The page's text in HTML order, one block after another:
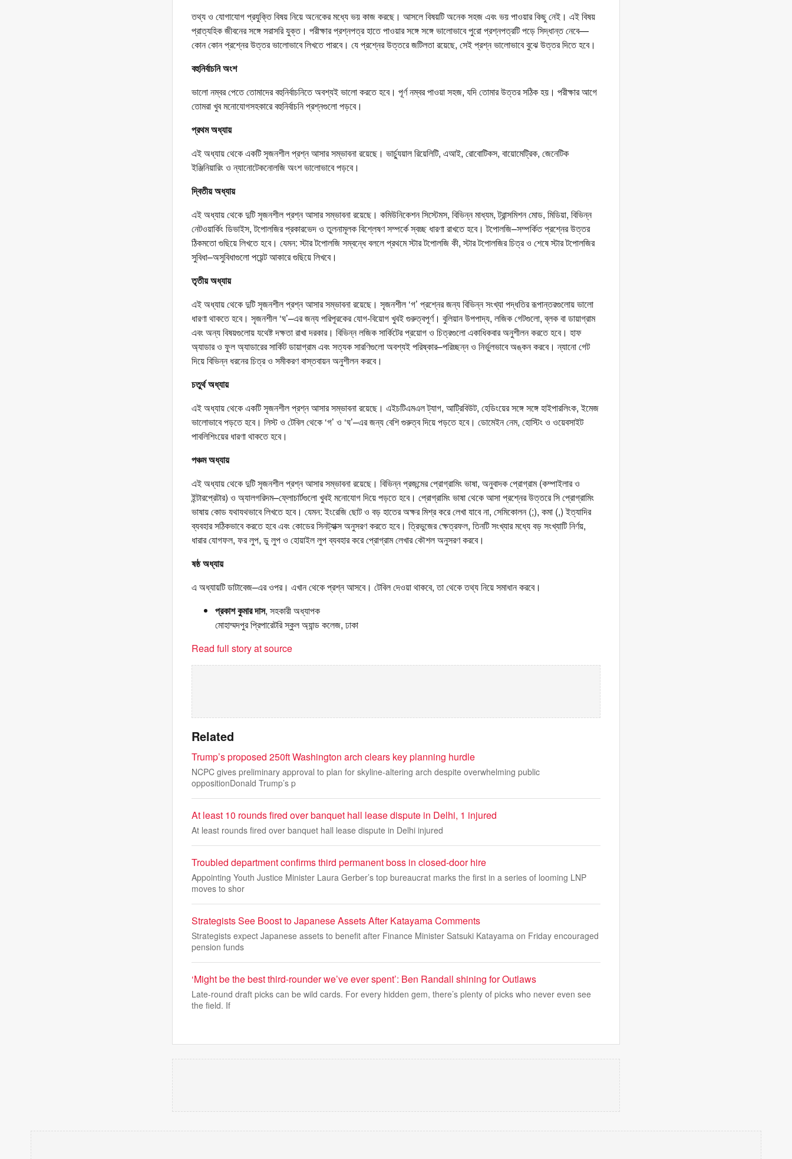
তথ্য ও যোগাযোগ প্রযুক্তি বিষয় নিয়ে অনেকের মধ্যে ভয় কাজ করছে। আসলে বিষয়টি অনেক সহজ এবং ভয় পাওয়ার কিছু নেই। এই বিষয়
প্রাত্যহিক জীবনের সঙ্গে সরাসরি যুক্ত। পরীক্ষার প্রশ্নপত্র হাতে পাওয়ার সঙ্গে সঙ্গে ভালোভাবে পুরো প্রশ্নপত্রটি পড়ে সিদ্ধান্ত নেবে—
কোন কোন প্রশ্নের উত্তর ভালোভাবে লিখতে পারবে। যে প্রশ্নের উত্তরে জটিলতা রয়েছে, সেই প্রশ্ন ভালোভাবে বুঝে উত্তর দিতে হবে।
বহুনির্বাচনি অংশ
ভালো নম্বর পেতে তোমাদের বহুনির্বাচনিতে অবশ্যই ভালো করতে হবে। পূর্ণ নম্বর পাওয়া সহজ, যদি তোমার উত্তর সঠিক হয়। পরীক্ষার আগে
তোমরা খুব মনোযোগসহকারে বহুনির্বাচনি প্রশ্নগুলো পড়বে।
প্রথম অধ্যায়
এই অধ্যায় থেকে একটি সৃজনশীল প্রশ্ন আসার সম্ভাবনা রয়েছে। ভার্চ্যুয়াল রিয়েলিটি, এআই, রোবোটিকস, বায়োমেট্রিক, জেনেটিক
ইঞ্জিনিয়ারিং ও ন্যানোটেকনোলজি অংশ ভালোভাবে পড়বে।
দ্বিতীয় অধ্যায়
এই অধ্যায় থেকে দুটি সৃজনশীল প্রশ্ন আসার সম্ভাবনা রয়েছে। কমিউনিকেশন সিস্টেমস, বিভিন্ন মাধ্যম, ট্রান্সমিশন মোড, মিডিয়া, বিভিন্ন
নেটওয়ার্কিং ডিভাইস, টপোলজির প্রকারভেদ ও তুলনামূলক বিশ্লেষণ সম্পর্কে স্বচ্ছ ধারণা রাখতে হবে। টপোলজি–সম্পর্কিত প্রশ্নের উত্তর
ঠিকমতো গুছিয়ে লিখতে হবে। যেমন: স্টার টপোলজি সম্বন্ধে বললে প্রথমে স্টার টপোলজি কী, স্টার টপোলজির চিত্র ও শেষে স্টার টপোলজির
সুবিধা–অসুবিধাগুলো পয়েন্ট আকারে গুছিয়ে লিখবে।
তৃতীয় অধ্যায়
এই অধ্যায় থেকে দুটি সৃজনশীল প্রশ্ন আসার সম্ভাবনা রয়েছে। সৃজনশীল ‘গ’ প্রশ্নের জন্য বিভিন্ন সংখ্যা পদ্ধতির রূপান্তরগুলোয় ভালো
ধারণা থাকতে হবে। সৃজনশীল ‘ঘ’–এর জন্য পরিপূরকের যোগ-বিয়োগ খুবই গুরুত্বপূর্ণ। বুলিয়ান উপপাদ্য, লজিক গেটগুলো, ব্লক বা ডায়াগ্রাম
এবং অন্য বিষয়গুলোয় যথেষ্ট দক্ষতা রাখা দরকার। বিভিন্ন লজিক সার্কিটের প্রয়োগ ও চিত্রগুলো একাধিকবার অনুশীলন করতে হবে। হাফ
অ্যাডার ও ফুল অ্যাডারের সার্কিট ডায়াগ্রাম এবং সত্যক সারণিগুলো অবশ্যই পরিষ্কার–পরিচ্ছন্ন ও নির্ভুলভাবে অঙ্কন করবে। ন্যানো গেট
দিয়ে বিভিন্ন ধরনের চিত্র ও সমীকরণ বাস্তবায়ন অনুশীলন করবে।
চতুর্থ অধ্যায়
এই অধ্যায় থেকে একটি সৃজনশীল প্রশ্ন আসার সম্ভাবনা রয়েছে। এইচটিএমএল ট্যাগ, আট্রিবিউট, হেডিংয়ের সঙ্গে সঙ্গে হাইপারলিংক, ইমেজ
ভালোভাবে পড়তে হবে। লিস্ট ও টেবিল থেকে ‘গ’ ও ‘ঘ’–এর জন্য বেশি গুরুত্ব দিয়ে পড়তে হবে। ডোমেইন নেম, হোস্টিং ও ওয়েবসাইট
পাবলিশিংয়ের ধারণা থাকতে হবে।
পঞ্চম অধ্যায়
এই অধ্যায় থেকে দুটি সৃজনশীল প্রশ্ন আসার সম্ভাবনা রয়েছে। বিভিন্ন প্রজন্মের প্রোগ্রামিং ভাষা, অনুবাদক প্রোগ্রাম (কম্পাইলার ও
ইন্টারপ্রেটার) ও অ্যালগরিদম–ফ্লোচার্টগুলো খুবই মনোযোগ দিয়ে পড়তে হবে। প্রোগ্রামিং ভাষা থেকে আসা প্রশ্নের উত্তরে সি প্রোগ্রামিং
ভাষায় কোড যথাযথভাবে লিখতে হবে। যেমন: ইংরেজি ছোট ও বড় হাতের অক্ষর মিশ্র করে লেখা যাবে না, সেমিকোলন (;), কমা (,) ইত্যাদির
ব্যবহার সঠিকভাবে করতে হবে এবং কোডের সিনট্যাক্স অনুসরণ করতে হবে। ত্রিভুজের ক্ষেত্রফল, তিনটি সংখ্যার মধ্যে বড় সংখ্যাটি নির্ণয়,
ধারার যোগফল, ফর লুপ, ডু লুপ ও হোয়াইল লুপ ব্যবহার করে প্রোগ্রাম লেখার কৌশল অনুসরণ করবে।
ষষ্ঠ অধ্যায়
এ অধ্যায়টি ডাটাবেজ–এর ওপর। এখান থেকে প্রশ্ন আসবে। টেবিল দেওয়া থাকবে, তা থেকে তথ্য নিয়ে সমাধান করবে।
প্রকাশ কুমার দাস, সহকারী অধ্যাপক
মোহাম্মদপুর প্রিপারেটরি স্কুল অ্যান্ড কলেজ, ঢাকা
Read full story at source
Related
Trump’s proposed 250ft Washington arch clears key planning hurdle
NCPC gives preliminary approval to plan for skyline-altering arch despite overwhelming public
oppositionDonald Trump’s p
At least 10 rounds fired over banquet hall lease dispute in Delhi, 1 injured
At least rounds fired over banquet hall lease dispute in Delhi injured
Troubled department confirms third permanent boss in closed-door hire
Appointing Youth Justice Minister Laura Gerber’s top bureaucrat marks the first in a series of looming LNP
moves to shor
Strategists See Boost to Japanese Assets After Katayama Comments
Strategists expect Japanese assets to benefit after Finance Minister Satsuki Katayama on Friday encouraged
pension funds
‘Might be the best third-rounder we’ve ever spent’: Ben Randall shining for Outlaws
Late-round draft picks can be wild cards. For every hidden gem, there’s plenty of picks who never even see
the field. If